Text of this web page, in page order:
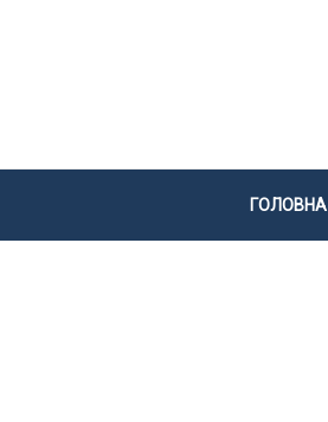
ГОЛОВНА